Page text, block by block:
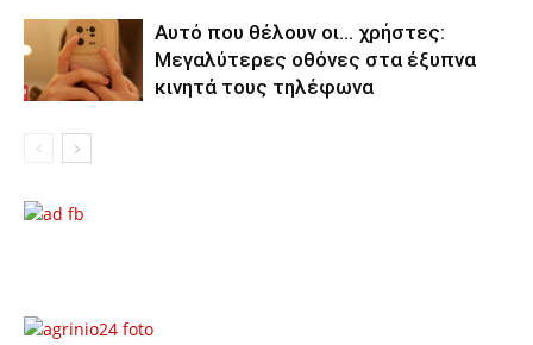
Αυτό που θέλουν οι… χρήστες:
Μεγαλύτερες οθόνες στα έξυπνα
κινητά τους τηλέφωνα